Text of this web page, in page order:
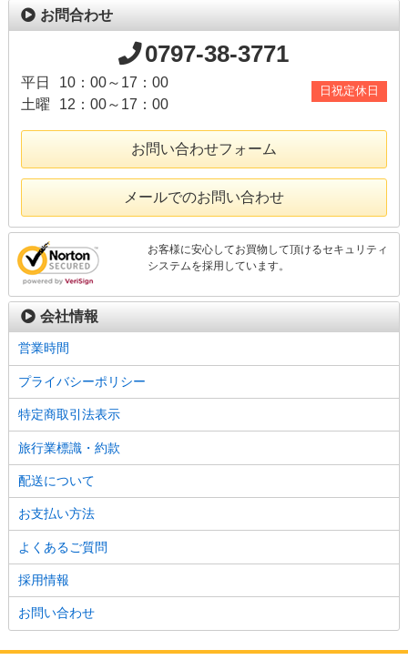
お問合わせ
0797-38-3771
平日
10：00～17：00
土曜
12：00～17：00
日祝定休日
お問い合わせフォーム
メールでのお問い合わせ
お客様に安心してお買物して頂けるセキュリティ
システムを採用しています。
会社情報
営業時間
プライバシーポリシー
特定商取引法表示
旅行業標識・約款
配送について
お支払い方法
よくあるご質問
採用情報
お問い合わせ